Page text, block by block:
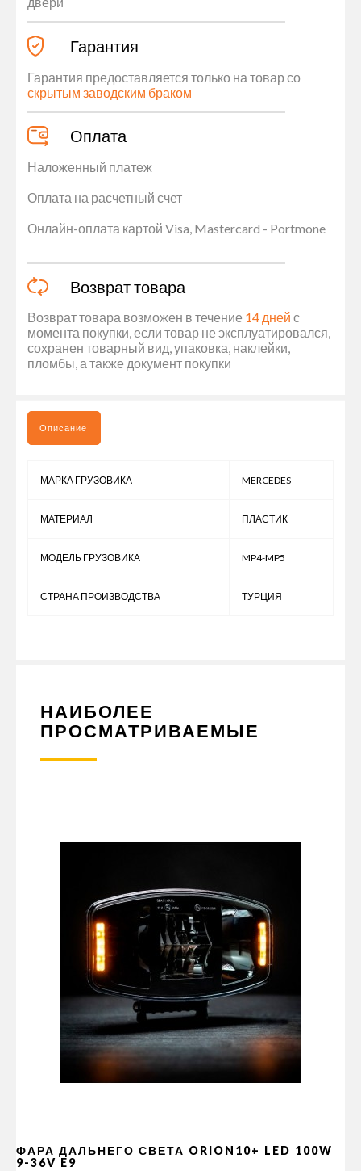
Гарантия
Гарантия предоставляется только на товар со
скрытым заводским браком
Оплата
Наложенный платеж
Оплата на расчетный счет
Онлайн-оплата картой Visa, Mastercard - Portmone
Возврат товара
Возврат товара возможен в течение 14 дней с
момента покупки, если товар не эксплуатировался,
сохранен товарный вид, упаковка, наклейки,
пломбы, а также документ покупки
Описание
МАРКА ГРУЗОВИКА MERCEDES
МАТЕРИАЛ ПЛАСТИК
МОДЕЛЬ ГРУЗОВИКА MP4-MP5
СТРАНА ПРОИЗВОДСТВА ТУРЦИЯ
НАИБОЛЕЕ
ПРОСМАТРИВАЕМЫЕ
ФАРА ДАЛЬНЕГО СВЕТА ORION10+ LED 100W
9-36V E9